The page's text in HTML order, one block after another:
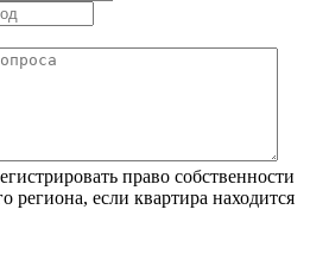
право собственности
если квартира находится